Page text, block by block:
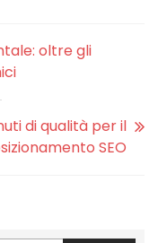
oltre gli
di qualità per il
SEO